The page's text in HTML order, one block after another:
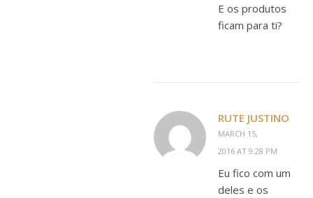
E os produtos
ficam para ti?
RUTE JUSTINO
MARCH 15,
2016 AT 9:28 PM
Eu fico com um
deles e os